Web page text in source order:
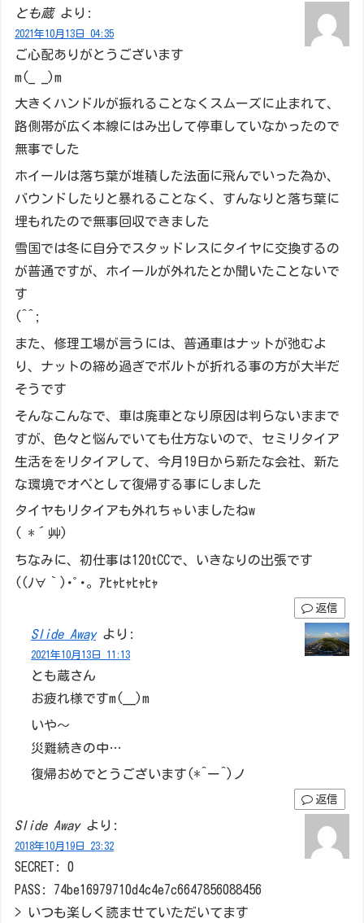
とも蔵 より:
2021年10月13日 04:35
ご心配ありがとうございます
m(_ _)m
大きくハンドルが振れることなくスムーズに止まれて、
路側帯が広く本線にはみ出して停車していなかったので
無事でした
ホイールは落ち葉が堆積した法面に飛んでいった為か、
バウンドしたりと暴れることなく、すんなりと落ち葉に
埋もれたので無事回収できました
雪国では冬に自分でスタッドレスにタイヤに交換するの
が普通ですが、ホイールが外れたとか聞いたことないで
す
(^^;
また、修理工場が言うには、普通車はナットが弛むよ
り、ナットの締め過ぎでボルトが折れる事の方が大半だ
そうです
そんなこんなで、車は廃車となり原因は判らないままで
すが、色々と悩んでいても仕方ないので、セミリタイア
生活ををリタイアして、今月19日から新たな会社、新た
な環境でオペとして復帰する事にしました
タイヤもリタイアも外れちゃいましたねw
( *´艸)
ちなみに、初仕事は120tCCで、いきなりの出張です
((ﾉ∀｀)･ﾟ･｡ ｱﾋｬﾋｬﾋｬﾋｬ
返信
Slide Away より:
2021年10月13日 11:13
とも蔵さん
お疲れ様ですm(__)m
いや～
災難続きの中…
復帰おめでとうございます(*^ー^)ノ
返信
Slide Away より:
2018年10月19日 23:32
SECRET: 0
PASS: 74be16979710d4c4e7c6647856088456
> いつも楽しく読ませていただいてます